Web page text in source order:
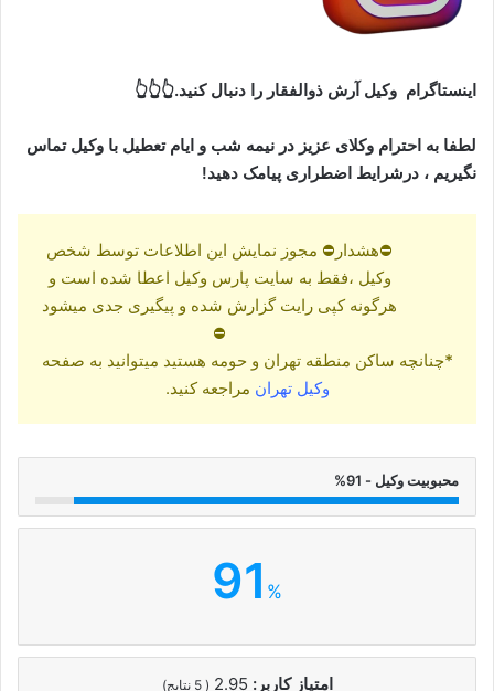
اینستاگرام وکیل آرش ذوالفقار را دنبال کنید.👆👆👆
لطفا به احترام وکلای عزیز در نیمه شب و ایام تعطیل با وکیل تماس
نگیریم ، درشرایط اضطراری پیامک دهید!
⛔هشدار⛔ مجوز نمایش این اطلاعات توسط شخص
وکیل ،فقط به سایت پارس وکیل اعطا شده است و
هرگونه کپی رایت گزارش شده و پیگیری جدی میشود
⛔
*چنانچه ساکن منطقه تهران و حومه هستید میتوانید به صفحه
وکیل تهران مراجعه کنید.
محبوبیت وکیل - 91%
91 %
امتیاز کاربر: 2.95
(
5 نتایج)